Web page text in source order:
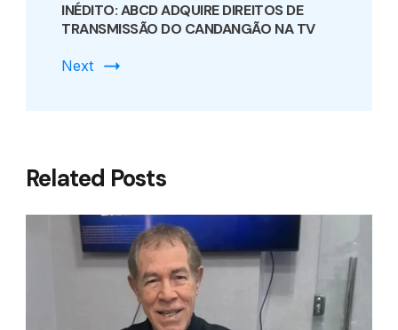
INÉDITO: ABCD ADQUIRE DIREITOS DE
TRANSMISSÃO DO CANDANGÃO NA TV
Next
Related Posts